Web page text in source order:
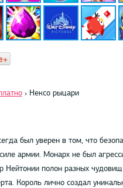
› Нексо рыцари
был уверен в том, что
армии. Монарх не был
Нейтонии полон разных
Король лично создал